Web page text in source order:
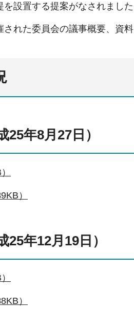
を設置する提案がなされました
れた委員会の議事概要、資料
年8月27日）
）
年12月19日）
）